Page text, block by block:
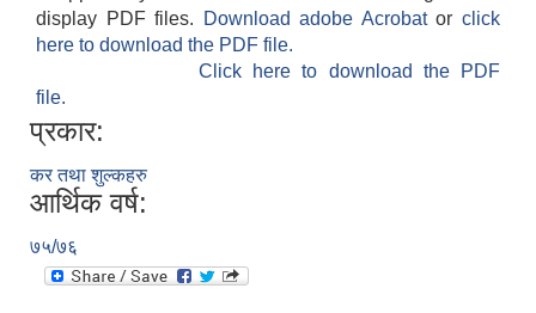
display PDF files.
Download adobe Acrobatorclick
here to download the PDF file.
Click here to download the PDF
file.
प्रकार:
कर तथा शुल्कहरु
आर्थिक वर्ष:
७५/७६